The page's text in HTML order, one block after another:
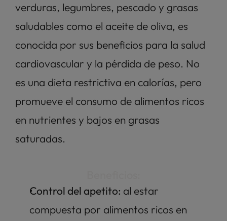
verduras, legumbres, pescado y grasas
saludables como el aceite de oliva, es
conocida por sus beneficios para la salud
cardiovascular y la pérdida de peso. No
es una dieta restrictiva en calorías, pero
promueve el consumo de alimentos ricos
en nutrientes y bajos en grasas
saturadas.
Control del apetito: al estar
compuesta por alimentos ricos en